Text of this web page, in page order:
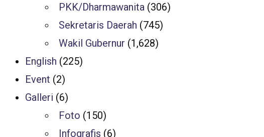
PKK/Dharmawanita (306)
Sekretaris Daerah (745)
Wakil Gubernur (1,628)
English (225)
Event (2)
Galleri (6)
Foto (150)
Infografis (6)